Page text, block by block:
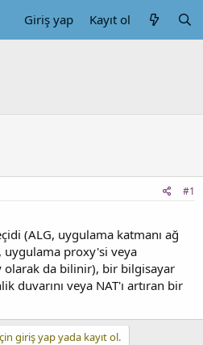
Giriş yap Kayıt ol
#1
(ALG, uygulama katmanı ağ
uygulama proxy'si veya
da bilinir), bir bilgisayar
duvarını veya NAT'ı artıran bir
giriş yap yada kayıt ol.